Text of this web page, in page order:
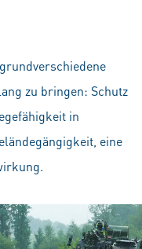
zu bringen: Schutz
in
eine